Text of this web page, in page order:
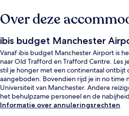
Over deze
ibis budget Manchester
Vanaf ibis budget Manchester Airport is
naar Old Trafford en Trafford Centre. Les
stil je honger met een continentaal ontbijt
aangeboden. Bovendien rijd je in no time
Universiteit van Manchester. Andere
het behulpzame personeel en de
Informatie over annuleringsrechten